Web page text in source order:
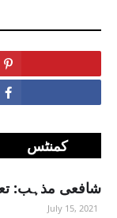
کمنٹس
شافعی مذہب:
July 15, 2021